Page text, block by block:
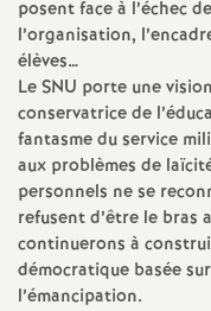
posent face à l’échec
l’organisation,
élèves…
Le SNU porte une
conservatrice de
fantasme du service
aux problèmes de
personnels ne se
refusent d’être le bras
continuerons à
démocratique basée
l’émancipation.